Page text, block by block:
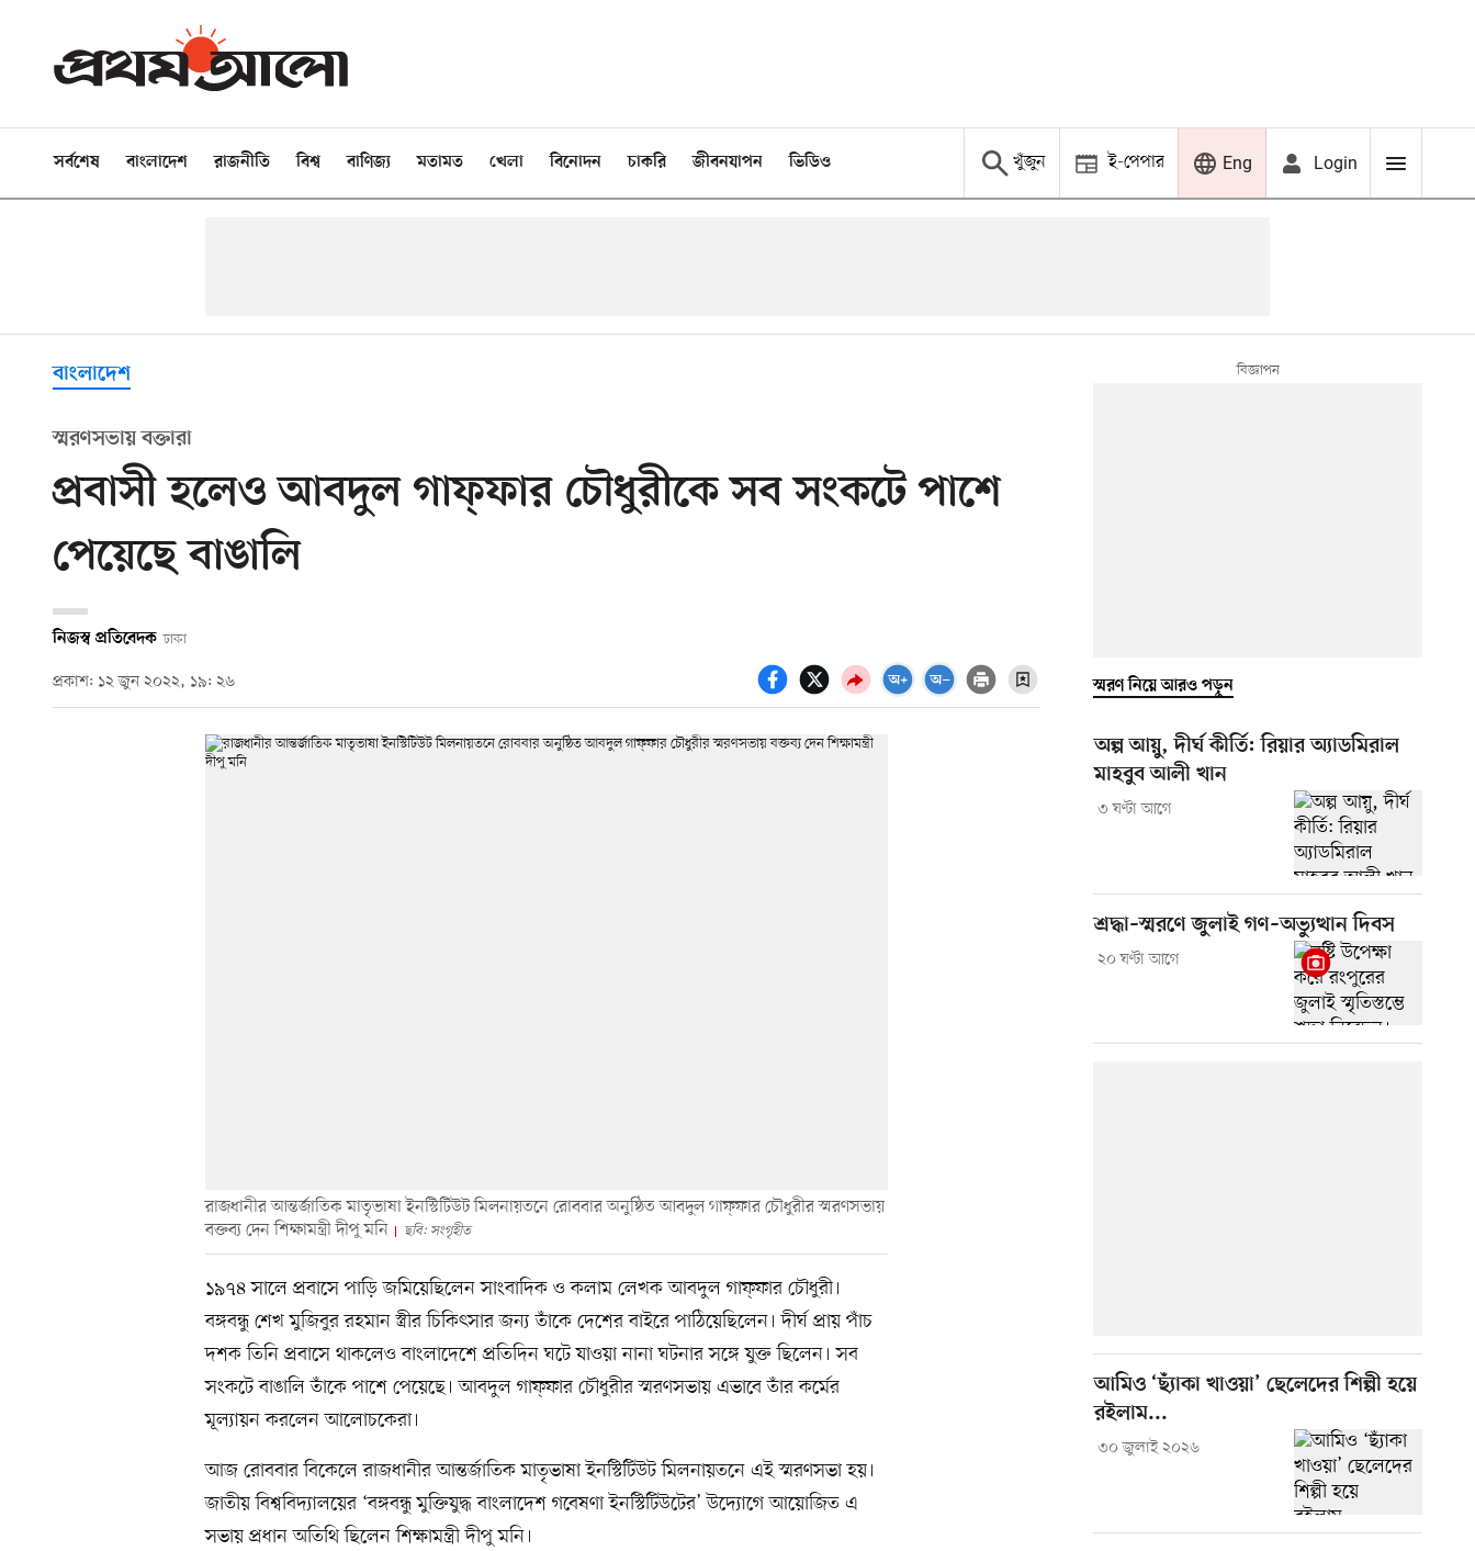
সর্বশেষ বাংলাদেশ রাজনীতি বিশ্ব বাণিজ্য মতামত খেলা বিনোদন চাকরি জীবনযাপন ভিডিও খুঁজুন ই-পেপার Eng Login
বাংলাদেশ
স্মরণসভায় বক্তারা
প্রবাসী হলেও আবদুল গাফ্ফার চৌধুরীকে সব সংকটে পাশে
পেয়েছে বাঙালি
নিজস্ব প্রতিবেদক ঢাকা
প্রকাশ: ১২ জুন ২০২২, ১৯: ২৬
রাজধানীর আন্তর্জাতিক মাতৃভাষা ইনস্টিটিউট মিলনায়তনে রোববার অনুষ্ঠিত আবদুল গাফ্ফার চৌধুরীর স্মরণসভায়
বক্তব্য দেন শিক্ষামন্ত্রী দীপু মনি
ছবি: সংগৃহীত
১৯৭৪ সালে প্রবাসে পাড়ি জমিয়েছিলেন সাংবাদিক ও কলাম লেখক আবদুল গাফ্ফার চৌধুরী।
বঙ্গবন্ধু শেখ মুজিবুর রহমান স্ত্রীর চিকিৎসার জন্য তাঁকে দেশের বাইরে পাঠিয়েছিলেন। দীর্ঘ প্রায় পাঁচ
দশক তিনি প্রবাসে থাকলেও বাংলাদেশে প্রতিদিন ঘটে যাওয়া নানা ঘটনার সঙ্গে যুক্ত ছিলেন। সব
সংকটে বাঙালি তাঁকে পাশে পেয়েছে। আবদুল গাফ্ফার চৌধুরীর স্মরণসভায় এভাবে তাঁর কর্মের
মূল্যায়ন করলেন আলোচকেরা।
আজ রোববার বিকেলে রাজধানীর আন্তর্জাতিক মাতৃভাষা ইনস্টিটিউট মিলনায়তনে এই স্মরণসভা হয়।
জাতীয় বিশ্ববিদ্যালয়ের ‘বঙ্গবন্ধু মুক্তিযুদ্ধ বাংলাদেশ গবেষণা ইনস্টিটিউটের’ উদ্যোগে আয়োজিত এ
সভায় প্রধান অতিথি ছিলেন শিক্ষামন্ত্রী দীপু মনি।
স্মরণ নিয়ে আরও পড়ুন
অল্প আয়ু, দীর্ঘ কীর্তি: রিয়ার অ্যাডমিরাল
মাহবুব আলী খান
৩ ঘণ্টা আগে
শ্রদ্ধা–স্মরণে জুলাই গণ–অভ্যুত্থান দিবস
২০ ঘণ্টা আগে
আমিও ‘ছ্যাঁকা খাওয়া’ ছেলেদের শিল্পী হয়ে
রইলাম...
৩০ জুলাই ২০২৬